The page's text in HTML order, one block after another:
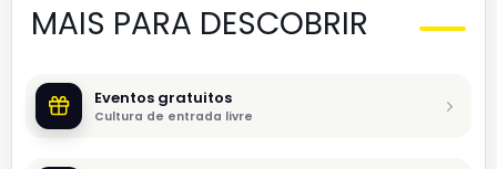
MAIS PARA DESCOBRIR
Eventos gratuitos
Cultura de entrada livre